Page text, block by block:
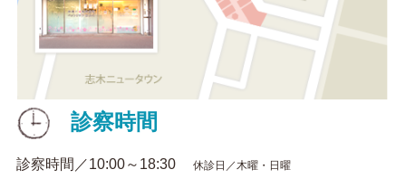
診察時間
診察時間／10:00～18:30 休診日／木曜・日曜